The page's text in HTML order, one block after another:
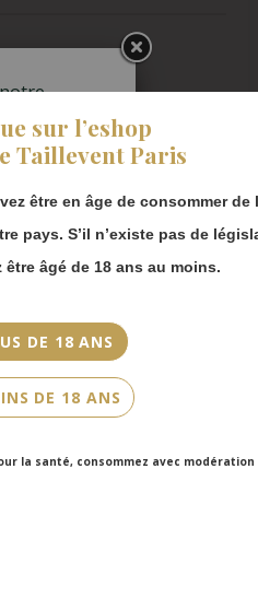
sur l’eshop
Taillevent Paris
être en âge de consommer de
pays. S’il n’existe pas de
âgé de 18 ans au moins.
DE 18 ANS
DE 18 ANS
la santé, consommez avec modération
estivale,
à passer
compte :
31 août.
and-
Saint-